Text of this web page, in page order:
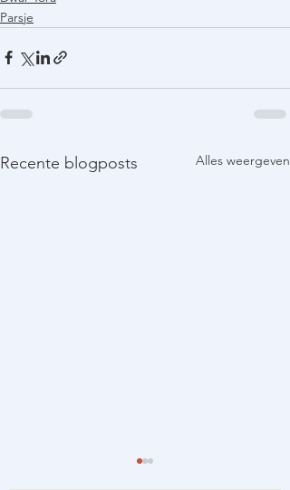
Parsje
Recente blogposts Alles weergeven